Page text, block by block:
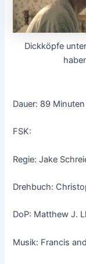
Dickköpfe
Dauer: 89 Minuten
FSK:
Regie: Jake
Drehbuch:
DoP: Matthew J.
Musik: Francis